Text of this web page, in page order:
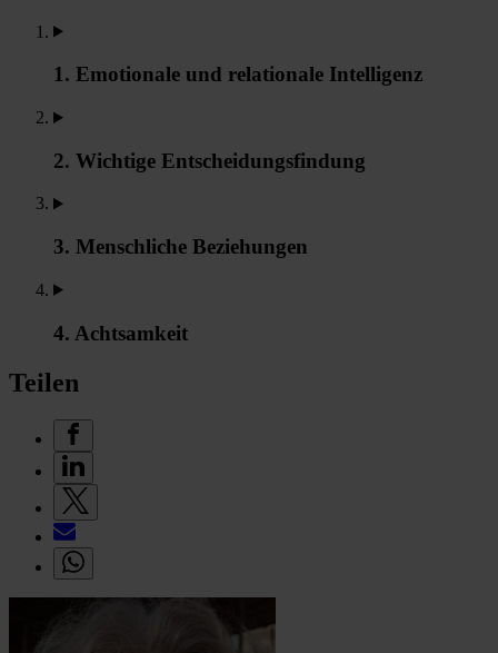
1. Emotionale und relationale Intelligenz
2. Wichtige Entscheidungsfindung
3. Menschliche Beziehungen
4. Achtsamkeit
Teilen